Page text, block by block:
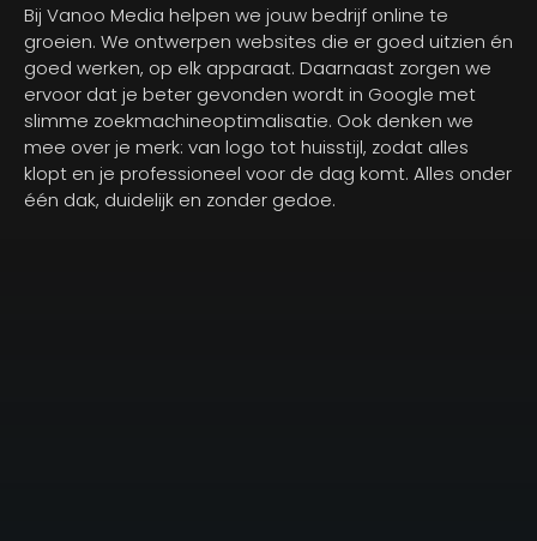
Bij Vanoo Media helpen we jouw bedrijf online te
groeien. We ontwerpen websites die er goed uitzien én
goed werken, op elk apparaat. Daarnaast zorgen we
ervoor dat je beter gevonden wordt in Google met
slimme zoekmachineoptimalisatie. Ook denken we
mee over je merk: van logo tot huisstijl, zodat alles
klopt en je professioneel voor de dag komt. Alles onder
één dak, duidelijk en zonder gedoe.